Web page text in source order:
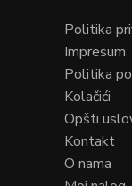
Politika
Impresum
Politika
Kolačići
Opšti
Kontakt
O nama